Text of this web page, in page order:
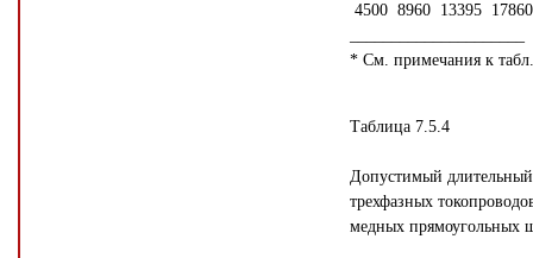
4500 8960 13395
* См. примечания к
Таблица 7.5.4
Допустимый
трехфазных
медных прямоугольных